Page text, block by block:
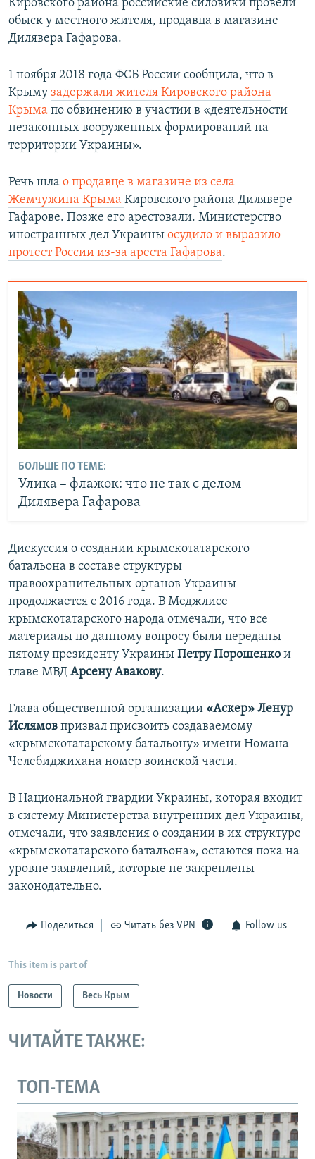
Кировского района российские силовики провели
обыск у местного жителя, продавца в магазине
Дилявера Гафарова.
1 ноября 2018 года ФСБ России сообщила, что в
Крыму задержали жителя Кировского района
Крыма по обвинению в участии в «деятельности
незаконных вооруженных формирований на
территории Украины».
Речь шла о продавце в магазине из села
Жемчужина Крыма Кировского района Дилявере
Гафарове. Позже его арестовали. Министерство
иностранных дел Украины осудило и выразило
протест России из-за ареста Гафарова.
БОЛЬШЕ ПО ТЕМЕ:
Улика – флажок: что не так с делом
Дилявера Гафарова
Дискуссия о создании крымскотатарского
батальона в составе структуры
правоохранительных органов Украины
продолжается с 2016 года. В Меджлисе
крымскотатарского народа отмечали, что все
материалы по данному вопросу были переданы
пятому президенту Украины Петру Порошенко и
главе МВД Арсену Авакову.
Глава общественной организации «Аскер» Ленур
Ислямов призвал присвоить создаваемому
«крымскотатарскому батальону» имени Номана
Челебиджихана номер воинской части.
В Национальной гвардии Украины, которая входит
в систему Министерства внутренних дел Украины,
отмечали, что заявления о создании в их структуре
«крымскотатарского батальона», остаются пока на
уровне заявлений, которые не закреплены
законодательно.
Поделиться Читать без VPN Follow us
This item is part of
Новости Весь Крым
ЧИТАЙТЕ ТАКЖЕ:
ТОП-ТЕМА